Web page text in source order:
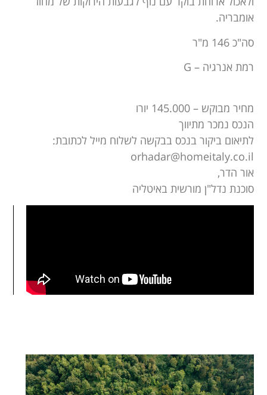
אומבריה.
סה"כ 146 מ"ר
רמת אנרגיה – G
מחיר מבוקש – 145.000 יורו
הנכס נמכר מתיווך
לתיאום ביקור בנכס בבקשה לשלוח מייל לכתובת:
orhadar@homeitaly.co.il
אור הדר,
סוכנת נדל"ן מורשית באיטליה